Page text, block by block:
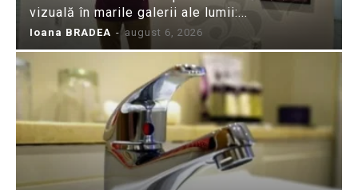
vizuală în marile galerii ale lumii:...
Ioana BRADEA - august 6, 2026